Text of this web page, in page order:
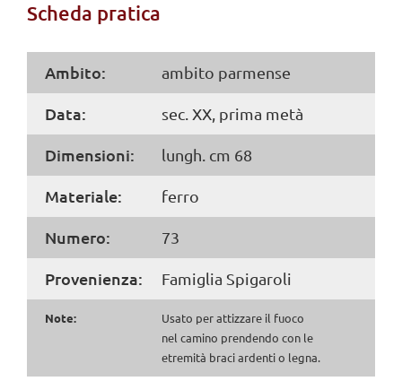
Scheda pratica
Ambito: ambito parmense
Data: sec. XX, prima metà
Dimensioni: lungh. cm 68
Materiale: ferro
Numero: 73
Provenienza: Famiglia Spigaroli
Note:
Usato per attizzare il fuoco
nel camino prendendo con le
etremità braci ardenti o legna.